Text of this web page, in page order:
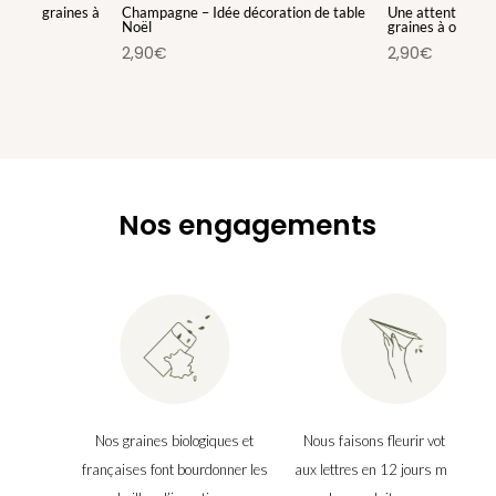
de graines à
Champagne – Idée décoration de table
Noël
2,90€
Une attention à
graines à offrir
2,90€
Nos engagements
Nos graines biologiques et
françaises font bourdonner les
Nous faisons fleurir votre boîte
aux lettres en 12 jours